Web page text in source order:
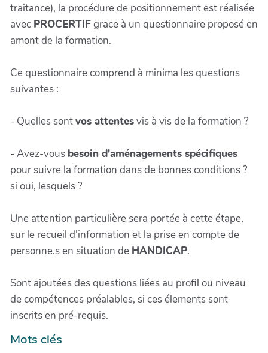
traitance), la procédure de positionnement est réalisée
avec PROCERTIFgrace à un questionnaire proposé en
amont de la formation.
Ce questionnaire comprend à minima les questions
suivantes :
- Quelles sontvos attentesvis à vis de la formation ?
- Avez-vous besoin d'aménagements spécifiques
pour suivre la formation dans de bonnes conditions ?
si oui, lesquels ?
Une attention particulière sera portée à cette étape,
sur le recueil d'information et la prise en compte de
personne.s en situation de HANDICAP.
Sont ajoutées des questions liées au profil ou niveau
de compétences préalables, si ces élements sont
inscrits en pré-requis.
Mots clés